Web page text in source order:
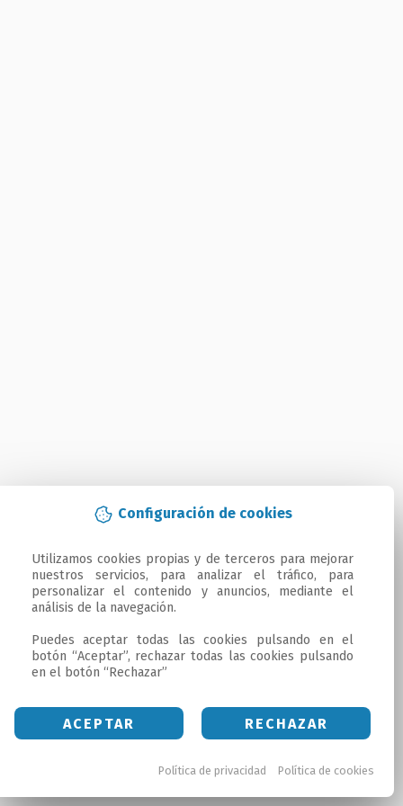
Configuración de cookies
Utilizamos cookies propias y de terceros para mejorar
nuestros servicios, para analizar el tráfico, para
personalizar el contenido y anuncios, mediante el
análisis de la navegación.
Puedes aceptar todas las cookies pulsando en el
botón “Aceptar”, rechazar todas las cookies pulsando
en el botón “Rechazar”
ACEPTAR RECHAZAR
Política de privacidad Política de cookies